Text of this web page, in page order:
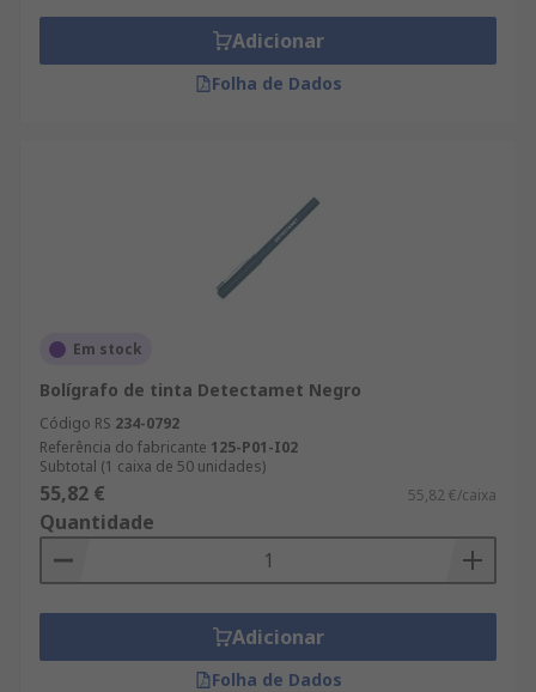
Adicionar
Folha de Dados
Em stock
Bolígrafo de tinta Detectamet Negro
Código RS 234-0792
Referência do fabricante 125-P01-I02
Subtotal (1 caixa de 50 unidades)
55,82 € 55,82 €/caixa
Quantidade
Adicionar
Folha de Dados